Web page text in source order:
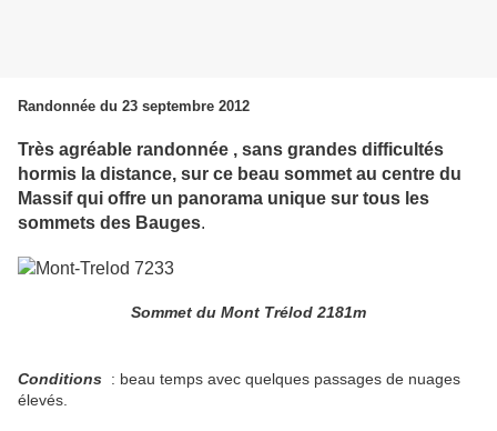
Randonnée du 23 septembre 2012
Très agréable randonnée , sans grandes difficultés
hormis la distance, sur ce beau sommet au centre du
Massif qui offre un panorama unique sur tous les
sommets des Bauges.
Sommet du Mont Trélod 2181m
Conditions : beau temps avec quelques passages de nuages
élevés.